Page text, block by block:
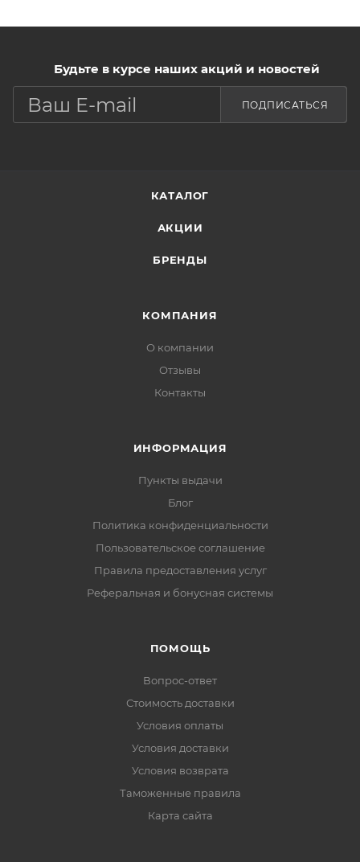
- экстракт побегов подсолнечника имеет
- пчелиный воск смягчает и питает кожу.
Компоненты повышают эластичность кожи,
успокаивают и освежают.
Будьте в курсе наших акций и новостей
ПОДПИСАТЬСЯ
КАТАЛОГ
АКЦИИ
БРЕНДЫ
КОМПАНИЯ
О компании
Отзывы
Контакты
ИНФОРМАЦИЯ
Пункты выдачи
Блог
Политика конфиденциальности
Пользовательское соглашение
Правила предоставления услуг
Реферальная и бонусная системы
ПОМОЩЬ
Вопрос-ответ
Стоимость доставки
Условия оплаты
Условия доставки
Условия возврата
Таможенные правила
Карта сайта